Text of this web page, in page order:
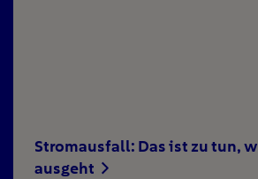
Stromausfall: Das ist zu tun,
ausgeht